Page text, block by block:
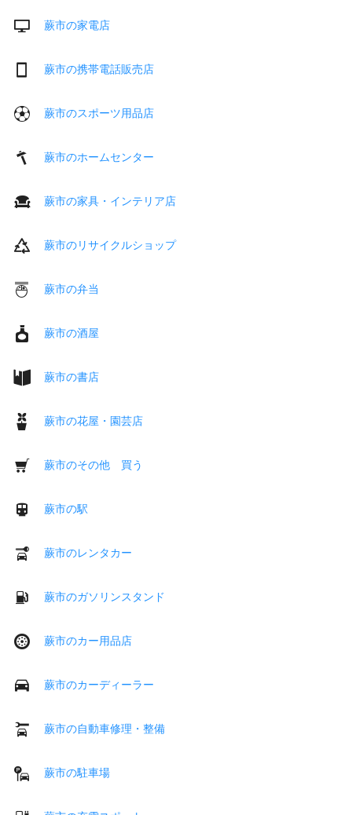
蕨市の家電店
蕨市の携帯電話販売店
蕨市のスポーツ用品店
蕨市のホームセンター
蕨市の家具・インテリア店
蕨市のリサイクルショップ
蕨市の弁当
蕨市の酒屋
蕨市の書店
蕨市の花屋・園芸店
蕨市のその他 買う
蕨市の駅
蕨市のレンタカー
蕨市のガソリンスタンド
蕨市のカー用品店
蕨市のカーディーラー
蕨市の自動車修理・整備
蕨市の駐車場